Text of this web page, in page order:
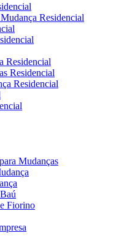
Residencial
Residencial
Residencial
Residencial
Mudanças
Fiorino